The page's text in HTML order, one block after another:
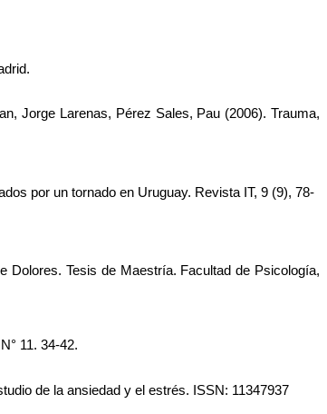
Jorge Larenas, Pérez Sales, Pau (2006). Trauma,
por un tornado en Uruguay. Revista IT, 9 (9), 78-
Dolores. Tesis de Maestría. Facultad de Psicología,
11. 34-42.
de la ansiedad y el estrés. ISSN: 11347937